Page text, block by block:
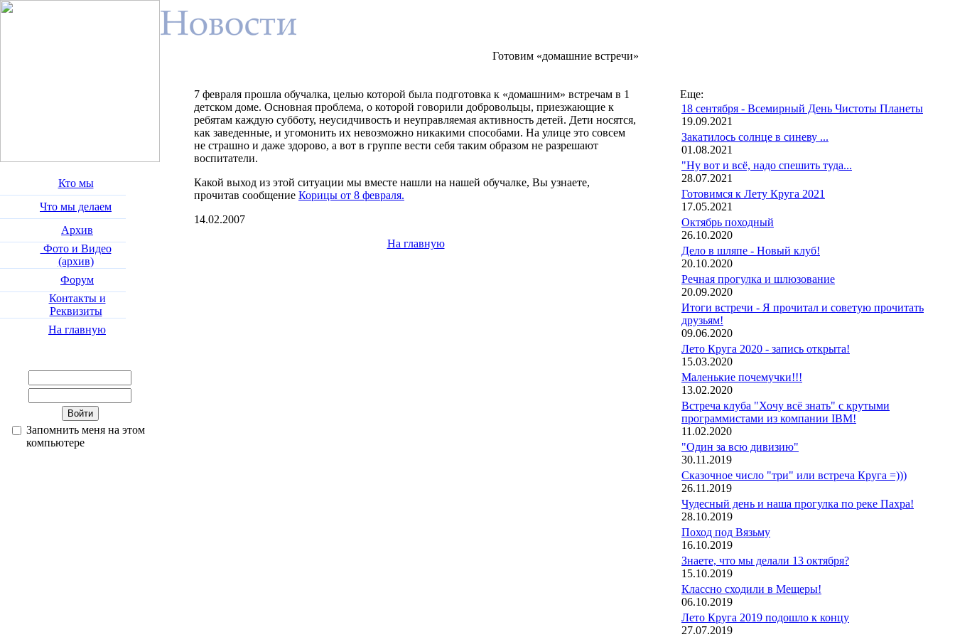
Кто мы
Что мы делаем
Архив
Фото и Видео
(архив)
Форум
Контакты и
Реквизиты
На главную
Запомнить меня на этом
компьютере
Готовим «домашние встречи»
7 февраля прошла обучалка, целью которой была подготовка к «домашним» встречам в 1
детском доме. Основная проблема, о которой говорили добровольцы, приезжающие к
ребятам каждую субботу, неусидчивость и неуправляемая активность детей. Дети носятся,
как заведенные, и угомонить их невозможно никакими способами. На улице это совсем
не страшно и даже здорово, а вот в группе вести себя таким образом не разрешают
воспитатели.
Какой выход из этой ситуации мы вместе нашли на нашей обучалке, Вы узнаете,
прочитав сообщение Корицы от 8 февраля.
14.02.2007
На главную
Еще:
18 сентября - Всемирный День Чистоты Планеты
19.09.2021
Закатилось солнце в синеву ...
01.08.2021
"Ну вот и всё, надо спешить туда...
28.07.2021
Готовимся к Лету Круга 2021
17.05.2021
Октябрь походный
26.10.2020
Дело в шляпе - Новый клуб!
20.10.2020
Речная прогулка и шлюзование
20.09.2020
Итоги встречи - Я прочитал и советую прочитать
друзьям!
09.06.2020
Лето Круга 2020 - запись открыта!
15.03.2020
Маленькие почемучки!!!
13.02.2020
Встреча клуба "Хочу всё знать" с крутыми
программистами из компании IBM!
11.02.2020
"Один за всю дивизию"
30.11.2019
Сказочное число "три" или встреча Круга =)))
26.11.2019
Чудесный день и наша прогулка по реке Пахра!
28.10.2019
Поход под Вязьму
16.10.2019
Знаете, что мы делали 13 октября?
15.10.2019
Классно сходили в Мещеры!
06.10.2019
Лето Круга 2019 подошло к концу
27.07.2019